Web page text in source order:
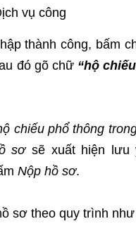
vụ công
thành công, bấm
đó gõ chữ “hộ
chiếu phổ thông
sơsẽ xuất hiện lưu
Nộp hồ sơ.
sơ theo quy trình